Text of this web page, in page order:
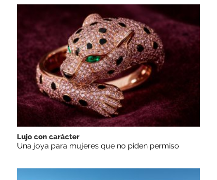
Lujo con carácter
Una joya para mujeres que no piden permiso